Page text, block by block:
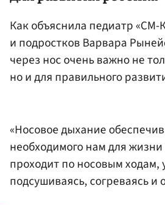
Как объяснила педиатр «СМ-
и подростков Варвара
через нос очень важно не
но и для правильного
«Носовое дыхание
необходимого нам для
проходит по носовым ходам,
подсушиваясь, согреваясь